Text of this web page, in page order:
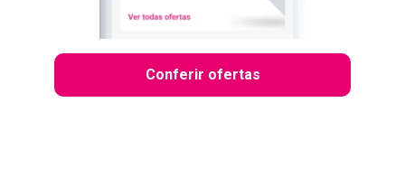
Conferir ofertas